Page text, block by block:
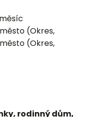
(Okres,
(Okres,
rodinný dům,